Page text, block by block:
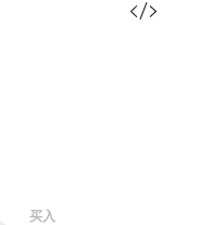
买入